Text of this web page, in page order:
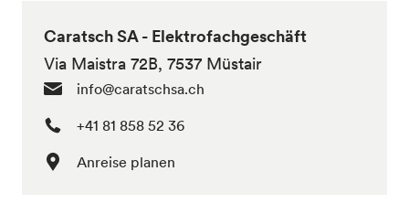
Caratsch SA - Elektrofachgeschäft
Via Maistra 72B, 7537 Müstair
info@caratschsa.ch
+41 81 858 52 36
Anreise planen